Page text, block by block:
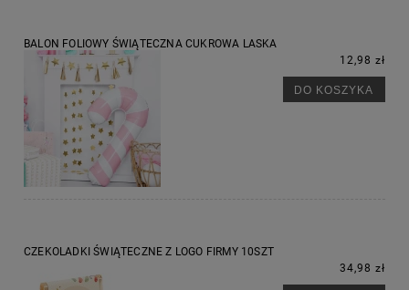
BALON FOLIOWY ŚWIĄTECZNA CUKROWA LASKA
12,98 zł
DO KOSZYKA
CZEKOLADKI ŚWIĄTECZNE Z LOGO FIRMY 10SZT
34,98 zł